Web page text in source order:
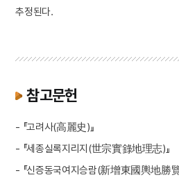
추정된다.
참고문헌
- 『고려사(高麗史)』
- 『세종실록지리지(世宗實錄地理志)』
- 『신증동국여지승람(新增東國輿地勝覽